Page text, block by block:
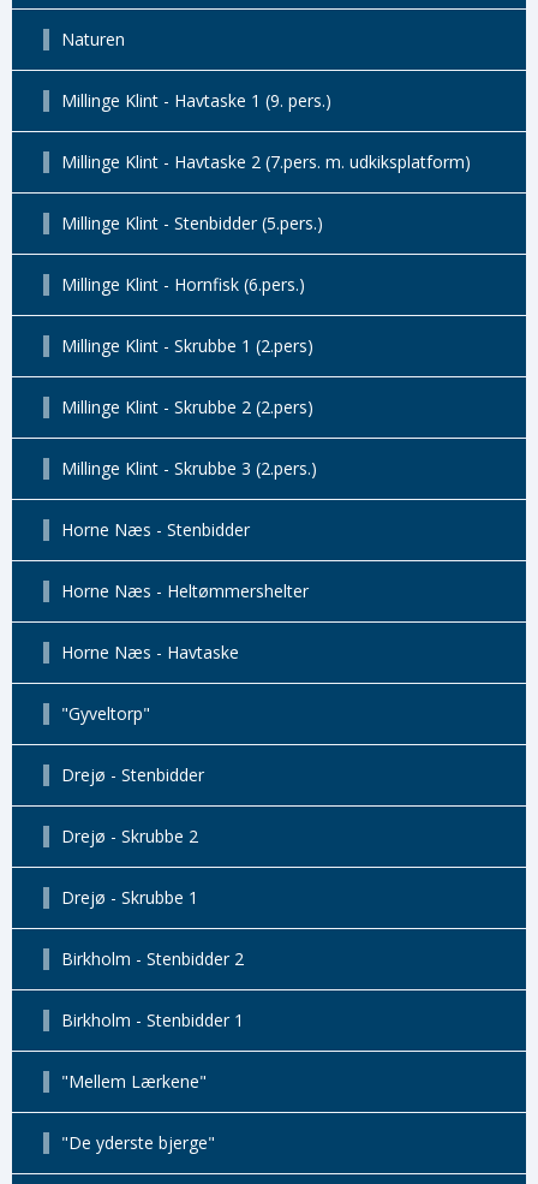
Naturen
Millinge Klint - Havtaske 1 (9. pers.)
Millinge Klint - Havtaske 2 (7.pers. m. udkiksplatform)
Millinge Klint - Stenbidder (5.pers.)
Millinge Klint - Hornfisk (6.pers.)
Millinge Klint - Skrubbe 1 (2.pers)
Millinge Klint - Skrubbe 2 (2.pers)
Millinge Klint - Skrubbe 3 (2.pers.)
Horne Næs - Stenbidder
Horne Næs - Heltømmershelter
Horne Næs - Havtaske
"Gyveltorp"
Drejø - Stenbidder
Drejø - Skrubbe 2
Drejø - Skrubbe 1
Birkholm - Stenbidder 2
Birkholm - Stenbidder 1
"Mellem Lærkene"
"De yderste bjerge"